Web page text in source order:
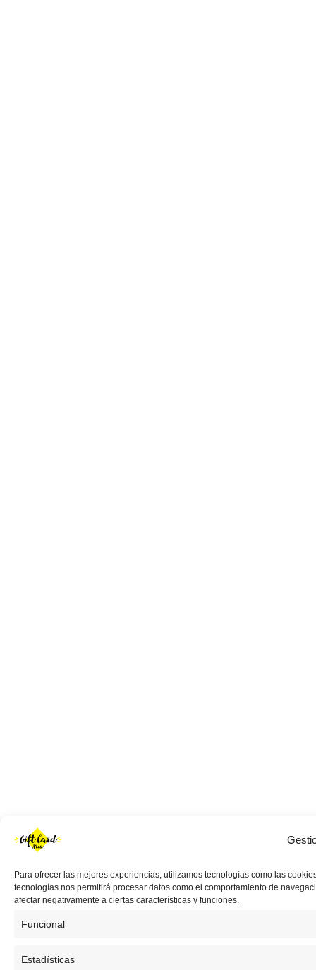
Para ofrecer las mejores experiencias, utilizamos tecnologías como las
tecnologías nos permitirá procesar datos como el comportamiento de
afectar negativamente a ciertas características y funciones.
Funcional
Estadísticas